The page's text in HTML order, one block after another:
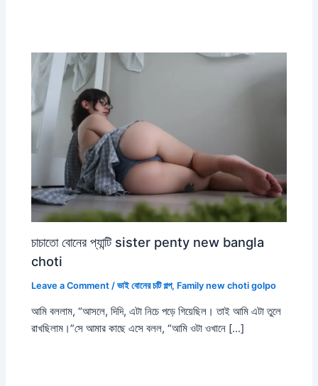
চাচাতো বোনের প্যান্টি sister penty new bangla
choti
Leave a Comment /ভাই বোনের চটি গল্প, Family new choti golpo
আমি বললাম, “আসলে, দিদি, এটা নিচে পড়ে গিয়েছিল। তাই আমি এটা তুলে
রাখছিলাম।”সে আমার কাছে এসে বলল, “আমি ওটা ওখানে […]